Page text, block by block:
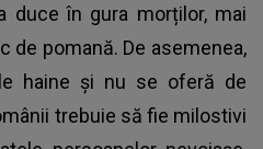
duce în gura morților, mai
de pomană. De asemenea,
haine și nu se oferă de
trebuie să fie milostivi